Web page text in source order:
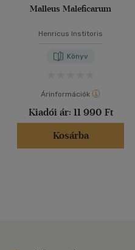
Malleus Maleficarum
Henricus Institoris
Könyv
Árinformációk
Kiadói ár: 11 990 Ft
Kosárba